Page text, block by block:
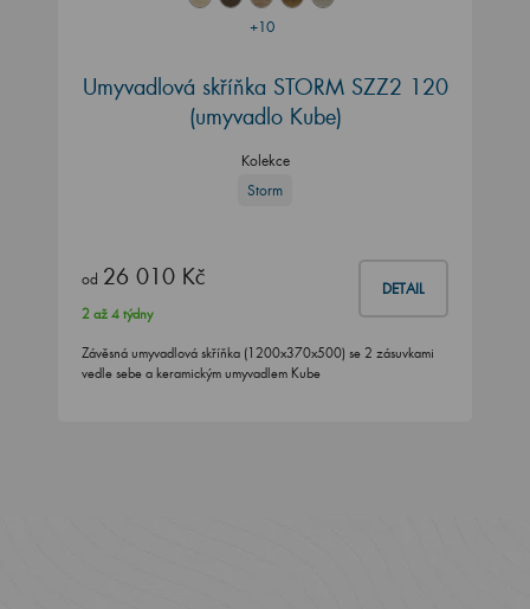
+10
Umyvadlová skříňka STORM SZZ2 120
(umyvadlo Kube)
Kolekce
Storm
od 26 010 Kč DETAIL
2 až 4 týdny
Závěsná umyvadlová skříňka (1200x370x500) se 2 zásuvkami
vedle sebe a keramickým umyvadlem Kube